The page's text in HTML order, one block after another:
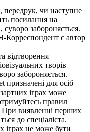
передрук, чи наступне
посилання на
забороняється.
Корреспондент є автор
відтворення
творів
забороняється.
призначені для осіб
іграх може
правил
При виявленні перших
до спеціаліста.
іграх не може бути